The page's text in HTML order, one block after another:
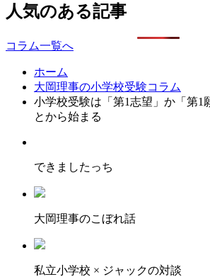
人気のある記事
コラム一覧へ
ホーム
大岡理事の小学校受験コラム
小学校受験は「第1志望」か「第1
とから始まる
できましたっち
大岡理事のこぼれ話
私立小学校 × ジャックの対談